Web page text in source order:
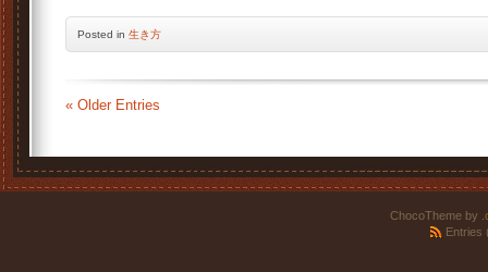
Posted in 生き方
« Older Entries
ChocoTheme by
Entries